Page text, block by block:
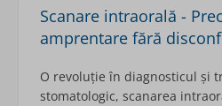
Scanare intraorală -
amprentare fără
O revoluție în diagnosticul și
stomatologic, scanarea